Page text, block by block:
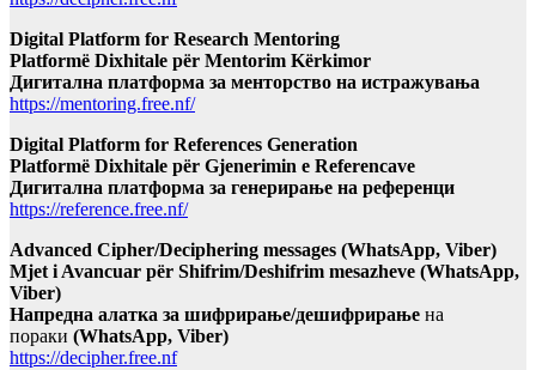
Digital Platform for Research Mentoring
Platformë Dixhitale për Mentorim Kërkimor
Дигитална платформа за менторство на истражувања
https://mentoring.free.nf/
Digital Platform for References Generation
Platformë Dixhitale për Gjenerimin e Referencave
Дигитална платформа за генерирање на референци
https://reference.free.nf/
Advanced Cipher/Deciphering messages (WhatsApp, Viber)
Mjet i Avancuar për Shifrim/Deshifrim mesazheve (WhatsApp,
Viber)
Напредна алатка за шифрирање/дешифрирање на
пораки (WhatsApp, Viber)
https://decipher.free.nf